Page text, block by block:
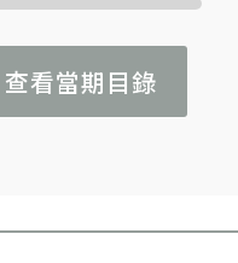
查看當期目錄